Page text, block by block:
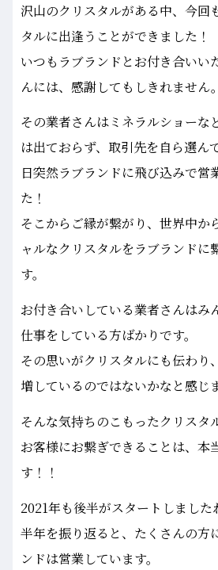
沢山のクリスタルがある中、今回
タルに出逢うことができました！
いつもラブランドとお付き合いい
んには、感謝してもしきれません。
その業者さんはミネラルショーな
は出ておらず、取引先を自ら選ん
日突然ラブランドに飛び込みで営
た！
そこからご縁が繋がり、世界中か
ャルなクリスタルをラブランドに
す。
お付き合いしている業者さんはみ
仕事をしている方ばかりです。
その思いがクリスタルにも伝わり
増しているのではないかなと感じま
そんな気持ちのこもったクリスタ
お客様にお繋ぎできることは、本
す！！
2021年も後半がスタートしました
半年を振り返ると、たくさんの方
ンドは営業しています。